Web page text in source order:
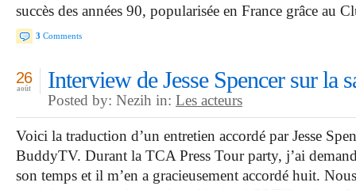
succès des années 90, popularisée en France grâce au
3 Comments
Interview de Jesse Spencer sur la
26
août
Posted by: Nezih in: Les acteurs
Voici la traduction d’un entretien accordé par Jesse
BuddyTV. Durant la TCA Press Tour party, j’ai
son temps et il m’en a gracieusement accordé huit.